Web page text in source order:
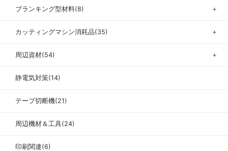
ブランキング型材料(8) ＋
カッティングマシン消耗品(35) ＋
周辺資材(54) ＋
静電気対策(14)
テープ切断機(21)
周辺機材＆工具(24)
印刷関連(6)